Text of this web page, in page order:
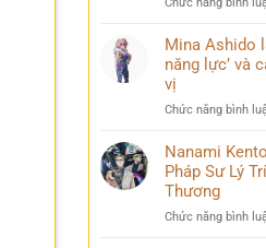
Mina Ashido
năng lực’ và
vị
Chức năng bình
Nanami
Pháp Sư Lý
Thương
Chức năng bình